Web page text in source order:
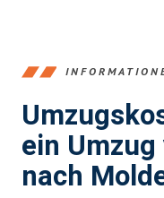
ein
nach